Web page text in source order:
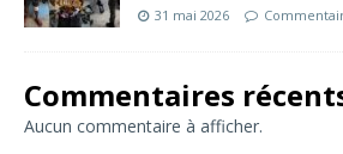
31 mai 2026
Commentaires
Aucun commentaire à afficher.